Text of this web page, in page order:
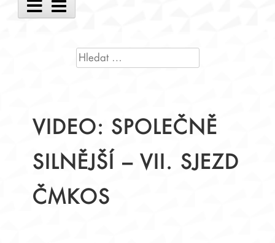
Menu
VYHLEDÁVÁNÍ
VIDEO: SPOLEČNĚ
SILNĚJŠÍ – VII. SJEZD
ČMKOS